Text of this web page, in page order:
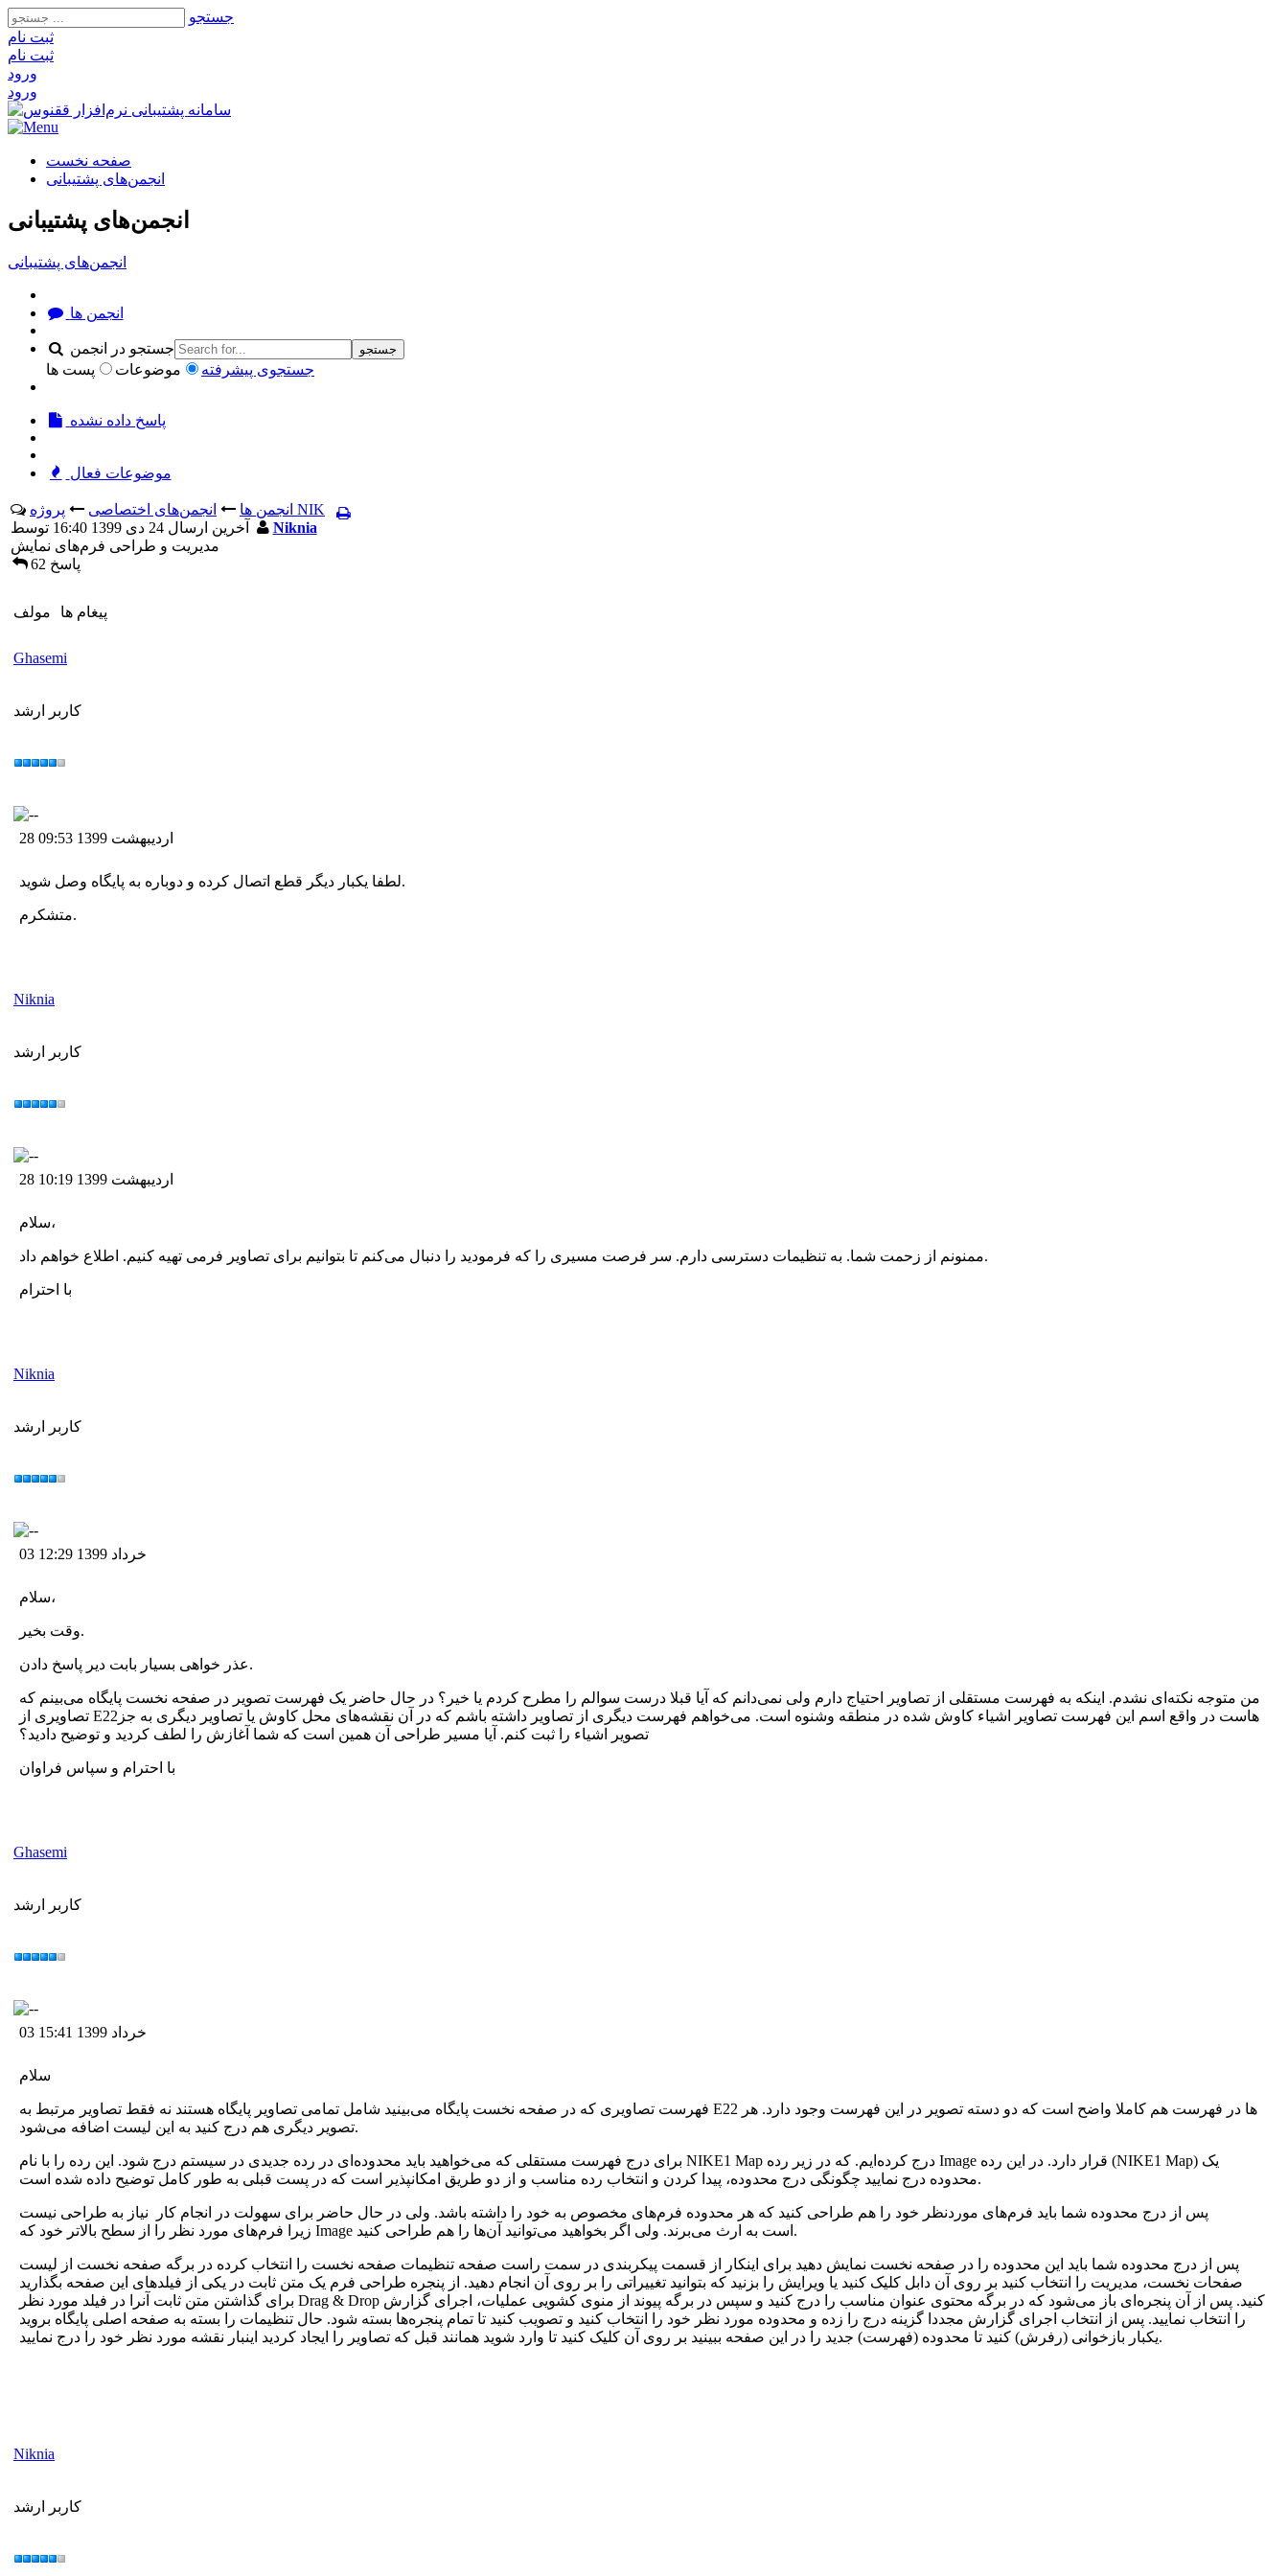
جستجو
ثبت‌ نام
ثبت‌ نام
ورود
ورود
صفحه نخست
انجمن‌های پشتیبانی
انجمن‌های پشتیبانی
انجمن‌های پشتیبانی
انجمن ها
جستجو در انجمن جستجو
جستجوی پیشرفته موضوعات پست ها
پاسخ داده نشده
موضوعات فعال
انجمن ها انجمن‌های اختصاصی
پروژه NIK
Niknia
مدیریت و طراحی فرم‌های نمایش
62 پاسخ
مولف پيغام ها
Ghasemi
کاربر ارشد
28 اردیبهشت 1399 09:53
لطفا یکبار دیگر قطع اتصال کرده و دوباره به پایگاه وصل شوید.
متشکرم.
Niknia
کاربر ارشد
28 اردیبهشت 1399 10:19
سلام،
ممنونم از زحمت شما. به تنظیمات دسترسی دارم. سر فرصت مسیری را که فرمودید را دنبال می‌کنم تا بتوانیم برای تصاویر فرمی تهیه کنیم. اطلاع خواهم داد.
با احترام
Niknia
کاربر ارشد
03 خرداد 1399 12:29
سلام،
وقت بخیر.
عذر خواهی بسیار بابت دیر پاسخ دادن.
من متوجه نکته‌ای نشدم. اینکه به فهرست مستقلی از تصاویر احتیاج دارم ولی نمی‌دانم که آیا قبلا درست سوالم را مطرح کردم یا خیر؟ در حال حاضر یک فهرست تصویر در صفحه نخست پایگاه می‌بینم که
تصاویری از E22هاست در واقع اسم این فهرست تصاویر اشیاء کاوش شده در منطقه وشنوه است. می‌خواهم فهرست دیگری از تصاویر داشته باشم که در آن نقشه‌های محل کاوش یا تصاویر دیگری به جز
تصویر اشیاء را ثبت کنم. آیا مسیر طراحی آن همین است که شما آغازش را لطف کردید و توضیح دادید؟
با احترام و سپاس فراوان
Ghasemi
کاربر ارشد
03 خرداد 1399 15:41
سلام
فهرست تصاویری که در صفحه نخست پایگاه می‌بینید شامل تمامی تصاویر پایگاه هستند نه فقط تصاویر مرتبط به E22 ها در فهرست هم کاملا واضح است که دو دسته تصویر در این فهرست وجود دارد. هر
تصویر دیگری هم درج کنید به این لیست اضافه می‌شود.
برای درج فهرست مستقلی که می‌خواهید باید محدوده‌ای در رده جدیدی در سیستم درج شود. این رده را با نام NIKE1 Map درج کرده‌ایم. که در زیر رده Image قرار دارد. در این رده (NIKE1 Map) یک
محدوده درج نمایید چگونگی درج محدوده، پیدا کردن و انتخاب رده مناسب و از دو طریق امکانپذیر است که در پست قبلی به طور کامل توضیح داده شده است.
پس از درج محدوده شما باید فرم‌های موردنظر خود را هم طراحی کنید که هر محدوده فرم‌های مخصوص به خود را داشته باشد. ولی در حال حاضر برای سهولت در انجام کار نیاز به طراحی نیست
زیرا فرم‌های مورد نظر را از سطح بالاتر خود که Image است به ارث می‌برند. ولی اگر بخواهید می‌توانید آن‌ها را هم طراحی کنید.
پس از درج محدوده شما باید این محدوده را در صفحه نخست نمایش دهید برای اینکار از قسمت پیکربندی در سمت راست صفحه تنظیمات صفحه نخست را انتخاب کرده در برگه صفحه نخست از لیست
صفحات نخست، مدیریت را انتخاب کنید بر روی آن دابل کلیک کنید یا ویرایش را بزنید که بتوانید تغییراتی را بر روی آن انجام دهید. از پنجره طراحی فرم یک متن ثابت در یکی از فیلد‌های این صفحه بگذارید
برای گذاشتن متن ثابت آنرا در فیلد مورد نظر Drag & Drop کنید. پس از آن پنجره‌ای باز می‌شود که در برگه محتوی عنوان مناسب را درج کنید و سپس در برگه پیوند از منوی کشویی عملیات، اجرای گزارش
را انتخاب نمایید. پس از انتخاب اجرای گزارش مجددا گزینه درج را زده و محدوده مورد نظر خود را انتخاب کنید و تصویب کنید تا تمام پنجره‌ها بسته شود. حال تنظیمات را بسته به صفحه اصلی پایگاه بروید
یکبار بازخوانی (رفرش) کنید تا محدوده (فهرست) جدید را در این صفحه ببینید بر روی آن کلیک کنید تا وارد شوید همانند قبل که تصاویر را ایجاد کردید اینبار نقشه مورد نظر خود را درج نمایید.
Niknia
کاربر ارشد